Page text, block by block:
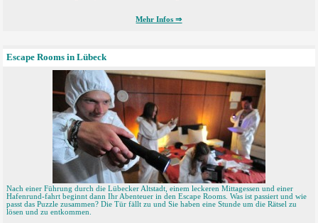
Mehr Infos ⇒
Escape Rooms in Lübeck
Nach einer Führung durch die Lübecker Altstadt, einem leckeren Mittagessen und einer
Hafenrund-fahrt beginnt dann Ihr Abenteuer in den Escape Rooms. Was ist passiert und wie
passt das Puzzle zusammen? Die Tür fällt zu und Sie haben eine Stunde um die Rätsel zu
lösen und zu entkommen.